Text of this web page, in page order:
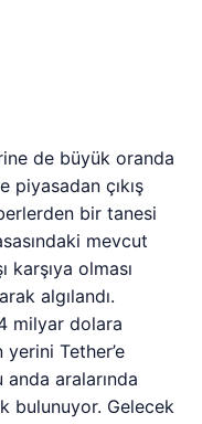
düşüş haberi
kayıplarının
Shiba Inu
kripto para
anlamına
gözde altcoin’in
içinde %400’den
görülüyor. Şu